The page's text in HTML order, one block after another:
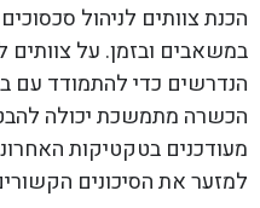
הכנת צוותים לניהול
במשאבים ובזמן. על צוותים
הנדרשים כדי להתמודד עם
הכשרה מתמשכת יכולה
מעודכנים בטקטיקות
למזער את הסיכונים